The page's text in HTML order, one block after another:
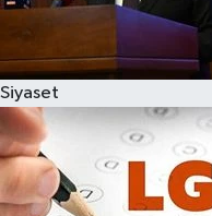
Siyaset
Eğitim